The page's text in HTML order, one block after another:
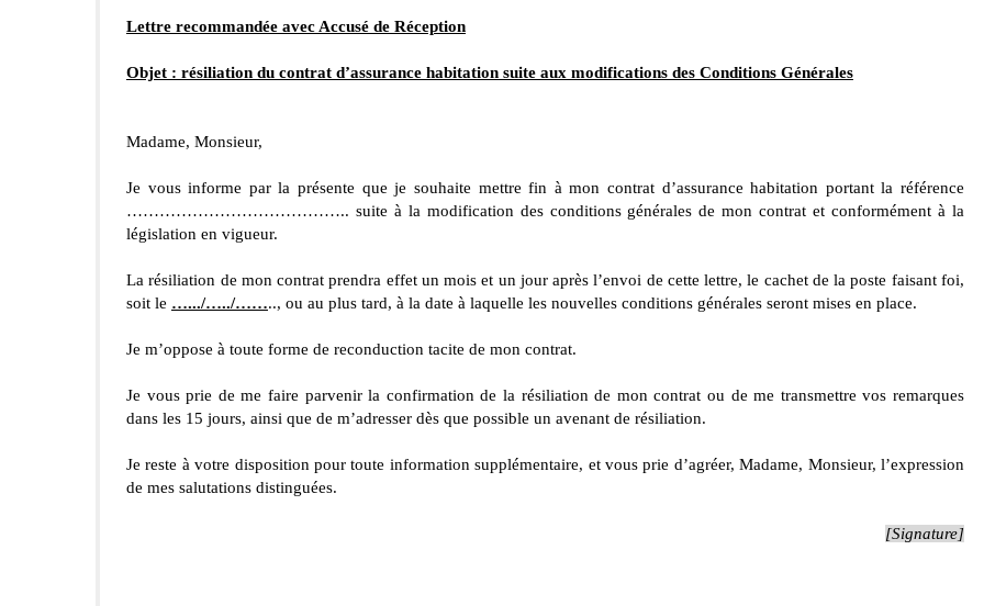
Lettre recommandée avec Accusé de Réception
Objet : résiliation du contrat d’assurance habitation suite aux modifications des Conditions Générales
Madame, Monsieur,
Je vous informe par la présente que je souhaite mettre fin à mon contrat d’assurance habitation portant la référence
………………………………….. suite à la modification des conditions générales de mon contrat et conformément à la
législation en vigueur.
La résiliation de mon contrat prendra effet un mois et un jour après l’envoi de cette lettre, le cachet de la poste faisant foi,
soit le ….../…../…….., ou au plus tard, à la date à laquelle les nouvelles conditions générales seront mises en place.
Je m’oppose à toute forme de reconduction tacite de mon contrat.
Je vous prie de me faire parvenir la confirmation de la résiliation de mon contrat ou de me transmettre vos remarques
dans les 15 jours, ainsi que de m’adresser dès que possible un avenant de résiliation.
Je reste à votre disposition pour toute information supplémentaire, et vous prie d’agréer, Madame, Monsieur, l’expression
de mes salutations distinguées.
[Signature]